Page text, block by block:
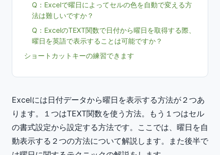
Q：Excelで曜日によってセルの色を自動で変える方
法は難しいですか？
Q：ExcelのTEXT関数で日付から曜日を取得する際、
曜日を英語で表示することは可能ですか？
ショートカットキーの練習できます
Excelには日付データから曜日を表示する方法が２つあ
ります。１つはTEXT関数を使う方法。もう１つはセル
の書式設定から設定する方法です。ここでは、曜日を自
動表示する２つの方法について解説します。また後半で